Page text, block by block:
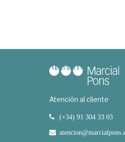
Atención al cliente
(+34) 91 304 33 03